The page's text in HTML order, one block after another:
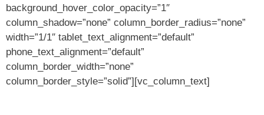
background_hover_color_opacity=”1″
column_shadow=”none” column_border_radius=”none”
width=”1/1″ tablet_text_alignment=”default”
phone_text_alignment=”default”
column_border_width=”none”
column_border_style=”solid”][vc_column_text]